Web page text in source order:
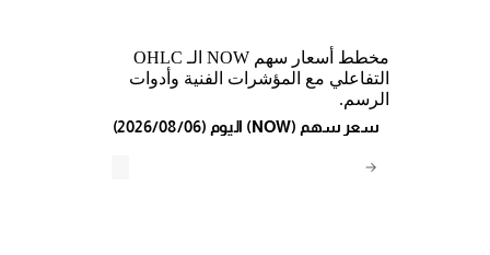
مخطط أسعار سهم NOW الـ OHLC
التفاعلي مع المؤشرات الفنية وأدوات
الرسم.
→
(2026/08/06) اليوم (NOW) سعر سهم